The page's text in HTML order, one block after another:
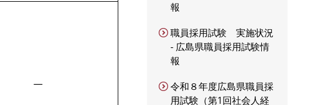
―
報
職員採用試験 実施状況
- 広島県職員採用試験情
報
令和８年度広島県職員採
用試験（第1回社会人経